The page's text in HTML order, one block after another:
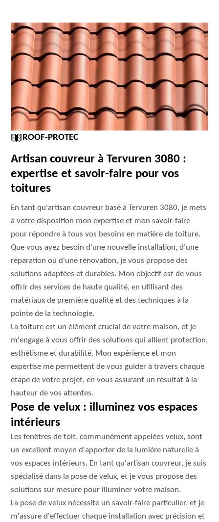
ROOF-PROTEC
Artisan couvreur à Tervuren 3080 :
expertise et savoir-faire pour vos
toitures
En tant qu'artisan couvreur basé à Tervuren 3080, je mets
à votre disposition mon expertise et mon savoir-faire
pour répondre à tous vos besoins en matière de toiture.
Que vous ayez besoin d'une nouvelle installation, d'une
réparation ou d'une rénovation, je vous propose des
solutions adaptées et durables. Mon objectif est de vous
offrir des services de haute qualité, en utilisant des
matériaux de première qualité et des techniques à la
pointe de la technologie.
La toiture est un élément crucial de votre maison, et je
m'engage à vous offrir des solutions qui allient protection,
esthétisme et durabilité. Mon expérience et mon
expertise me permettent de vous guider à travers chaque
étape de votre projet, en vous assurant un résultat à la
hauteur de vos attentes.
Pose de velux : illuminez vos espaces
intérieurs
Les fenêtres de toit, communément appelées velux, sont
un excellent moyen d'apporter de la lumière naturelle à
vos espaces intérieurs. En tant qu'artisan couvreur, je suis
spécialisé dans la pose de velux, et je vous propose des
solutions sur mesure pour illuminer votre maison.
La pose de velux nécessite un savoir-faire particulier, et je
m'assure d'effectuer chaque installation avec précision et